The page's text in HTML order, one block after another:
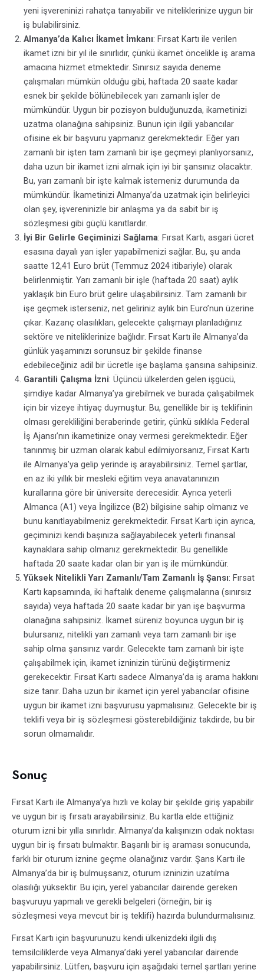
yeni işvereninizi rahatça tanıyabilir ve niteliklerinize uygun bir
iş bulabilirsiniz.
Almanya’da Kalıcı İkamet İmkanı: Fırsat Kartı ile verilen
ikamet izni bir yıl ile sınırlıdır, çünkü ikamet öncelikle iş arama
amacına hizmet etmektedir. Sınırsız sayıda deneme
çalışmaları mümkün olduğu gibi, haftada 20 saate kadar
esnek bir şekilde bölünebilecek yarı zamanlı işler de
mümkündür. Uygun bir pozisyon bulduğunuzda, ikametinizi
uzatma olanağına sahipsiniz. Bunun için ilgili yabancılar
ofisine ek bir başvuru yapmanız gerekmektedir. Eğer yarı
zamanlı bir işten tam zamanlı bir işe geçmeyi planlıyorsanız,
daha uzun bir ikamet izni almak için iyi bir şansınız olacaktır.
Bu, yarı zamanlı bir işte kalmak istemeniz durumunda da
mümkündür. İkametinizi Almanya’da uzatmak için belirleyici
olan şey, işvereninizle bir anlaşma ya da sabit bir iş
sözleşmesi gibi güçlü kanıtlardır.
İyi Bir Gelirle Geçiminizi Sağlama: Fırsat Kartı, asgari ücret
esasına dayalı yan işler yapabilmenizi sağlar. Bu, şu anda
saatte 12,41 Euro brüt (Temmuz 2024 itibariyle) olarak
belirlenmiştir. Yarı zamanlı bir işle (haftada 20 saat) aylık
yaklaşık bin Euro brüt gelire ulaşabilirsiniz. Tam zamanlı bir
işe geçmek isterseniz, net geliriniz aylık bin Euro’nun üzerine
çıkar. Kazanç olasılıkları, gelecekte çalışmayı planladığınız
sektöre ve niteliklerinize bağlıdır. Fırsat Kartı ile Almanya’da
günlük yaşamınızı sorunsuz bir şekilde finanse
edebileceğiniz adil bir ücretle işe başlama şansına sahipsiniz.
Garantili Çalışma İzni: Üçüncü ülkelerden gelen işgücü,
şimdiye kadar Almanya’ya girebilmek ve burada çalışabilmek
için bir vizeye ihtiyaç duymuştur. Bu, genellikle bir iş teklifinin
olması gerekliliğini beraberinde getirir, çünkü sıklıkla Federal
İş Ajansı’nın ikametinize onay vermesi gerekmektedir. Eğer
tanınmış bir uzman olarak kabul edilmiyorsanız, Fırsat Kartı
ile Almanya’ya gelip yerinde iş arayabilirsiniz. Temel şartlar,
en az iki yıllık bir mesleki eğitim veya anavatanınızın
kurallarına göre bir üniversite derecesidir. Ayrıca yeterli
Almanca (A1) veya İngilizce (B2) bilgisine sahip olmanız ve
bunu kanıtlayabilmeniz gerekmektedir. Fırsat Kartı için ayrıca,
geçiminizi kendi başınıza sağlayabilecek yeterli finansal
kaynaklara sahip olmanız gerekmektedir. Bu genellikle
haftada 20 saate kadar olan bir yan iş ile mümkündür.
Yüksek Nitelikli Yarı Zamanlı/Tam Zamanlı İş Şansı: Fırsat
Kartı kapsamında, iki haftalık deneme çalışmalarına (sınırsız
sayıda) veya haftada 20 saate kadar bir yan işe başvurma
olanağına sahipsiniz. İkamet süreniz boyunca uygun bir iş
bulursanız, nitelikli yarı zamanlı veya tam zamanlı bir işe
sahip olma şansınız vardır. Gelecekte tam zamanlı bir işte
çalışabilmek için, ikamet izninizin türünü değiştirmeniz
gerekecektir. Fırsat Kartı sadece Almanya’da iş arama hakkını
size tanır. Daha uzun bir ikamet için yerel yabancılar ofisine
uygun bir ikamet izni başvurusu yapmalısınız. Gelecekte bir iş
teklifi veya bir iş sözleşmesi gösterebildiğiniz takdirde, bu bir
sorun olmamalıdır.
Sonuç
Fırsat Kartı ile Almanya’ya hızlı ve kolay bir şekilde giriş yapabilir
ve uygun bir iş fırsatı arayabilirsiniz. Bu kartla elde ettiğiniz
oturum izni bir yılla sınırlıdır. Almanya’da kalışınızın odak noktası
uygun bir iş fırsatı bulmaktır. Başarılı bir iş araması sonucunda,
farklı bir oturum iznine geçme olanağınız vardır. Şans Kartı ile
Almanya’da bir iş bulmuşsanız, oturum izninizin uzatılma
olasılığı yüksektir. Bu için, yerel yabancılar dairende gereken
başvuruyu yapmalı ve gerekli belgeleri (örneğin, bir iş
sözleşmesi veya mevcut bir iş teklifi) hazırda bulundurmalısınız.
Fırsat Kartı için başvurunuzu kendi ülkenizdeki ilgili dış
temsilciliklerde veya Almanya’daki yerel yabancılar dairende
yapabilirsiniz. Lütfen, başvuru için aşağıdaki temel şartları yerine